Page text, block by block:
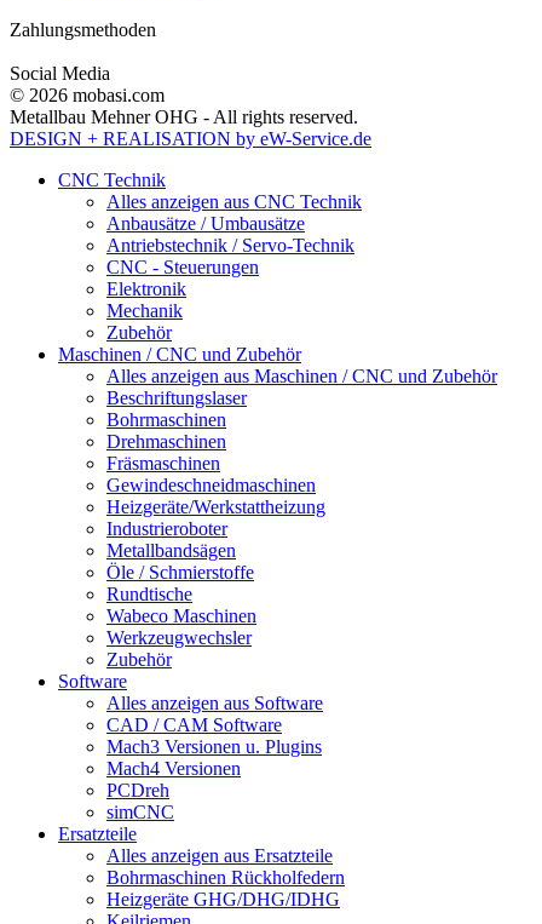
Zahlungsmethoden
Social Media
© 2026 mobasi.com
Metallbau Mehner OHG - All rights reserved.
DESIGN + REALISATION by eW-Service.de
CNC Technik
Alles anzeigen aus CNC Technik
Anbausätze / Umbausätze
Antriebstechnik / Servo-Technik
CNC - Steuerungen
Elektronik
Mechanik
Zubehör
Maschinen / CNC und Zubehör
Alles anzeigen aus Maschinen / CNC und Zubehör
Beschriftungslaser
Bohrmaschinen
Drehmaschinen
Fräsmaschinen
Gewindeschneidmaschinen
Heizgeräte/Werkstattheizung
Industrieroboter
Metallbandsägen
Öle / Schmierstoffe
Rundtische
Wabeco Maschinen
Werkzeugwechsler
Zubehör
Software
Alles anzeigen aus Software
CAD / CAM Software
Mach3 Versionen u. Plugins
Mach4 Versionen
PCDreh
simCNC
Ersatzteile
Alles anzeigen aus Ersatzteile
Bohrmaschinen Rückholfedern
Heizgeräte GHG/DHG/IDHG